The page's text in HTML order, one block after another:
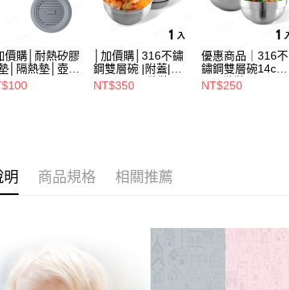
價購│耐熱矽膠
│隔熱墊│壺墊
15.2cm GS152
│加價購│316不鏽
鋼雙層碗 |附蓋|
14cm (1入散裝)
SG0141
NT$350
優惠商品｜316不
鏽鋼雙層碗14cm
(1入散裝) SG0140
NT$250
明 商品規格 相關推薦